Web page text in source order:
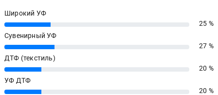
Широкий УФ
25%
25 %
Сувенирный УФ
27%
27 %
ДТФ (текстиль)
20%
20 %
УФ ДТФ
20%
20 %